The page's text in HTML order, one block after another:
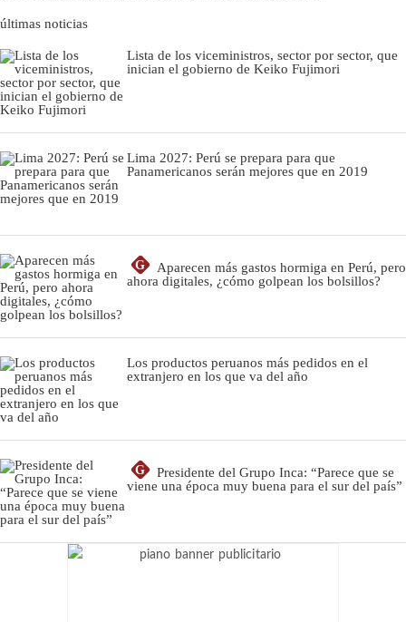
últimas noticias
Lista de los viceministros, sector por sector, que
inician el gobierno de Keiko Fujimori
Lima 2027: Perú se prepara para que
Panamericanos serán mejores que en 2019
G
Aparecen más gastos hormiga en Perú, pero
ahora digitales, ¿cómo golpean los bolsillos?
Los productos peruanos más pedidos en el
extranjero en los que va del año
G
Presidente del Grupo Inca: “Parece que se
viene una época muy buena para el sur del país”